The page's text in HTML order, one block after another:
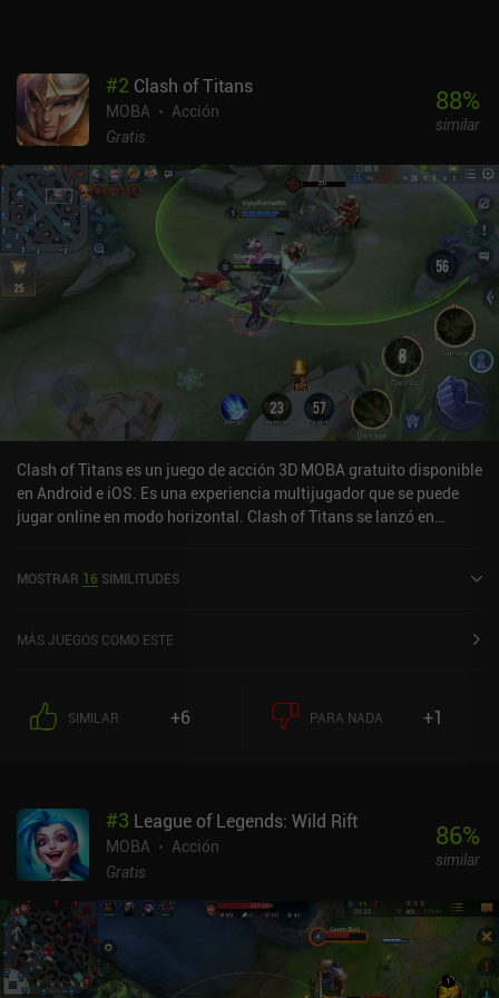
MOBA, a pesar de las habituales misiones diarias y los bajos de
batalla estacionales. Su principal defecto es la monetización y las
limitadas opciones de juego, pero el juego sigue siendo una
entrada bienvenida para cualquier fanático de Pokémon que
quiera disfrutar de una visión desenfadada del género usando los
icónicos monstruos de la franquicia.
#2 Clash of Titans
MOBA
Acción
Gratis
88%
similar
Clash of Titans es un juego de acción 3D MOBA gratuito disponible
en Android e iOS. Es una experiencia multijugador que se puede
jugar online en modo horizontal. Clash of Titans se lanzó en
MOSTRAR 16 SIMILITUDES
MÁS JUEGOS COMO ESTE
SIMILAR +6 PARA NADA +1
#3 League of Legends: Wild Rift
MOBA
Acción
Gratis
86%
similar